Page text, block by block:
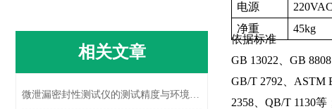
电源
净重
45kg
执
依据标准
GB 13022、GB
GB/T 2792、ASTM
2358、QB/T 1130等
相关文章
微泄漏密封性测试仪的测试精度与环境适应性分析